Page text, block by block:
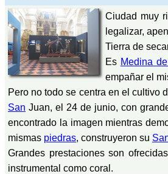
Ciudad muy
legalizar,
Tierra de
Es Medina
empañar el
Pero no todo se centra en el cultivo
San Juan, el 24 de junio, con
encontrado la imagen mientras
mismas piedras, construyeron su
Grandes prestaciones son
instrumental como coral.